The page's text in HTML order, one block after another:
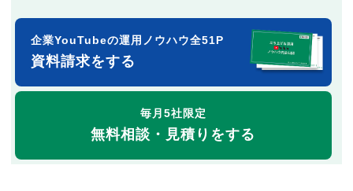
企業YouTubeの運用ノウハウ全51P
資料請求をする
毎月5社限定
無料相談・見積りをする